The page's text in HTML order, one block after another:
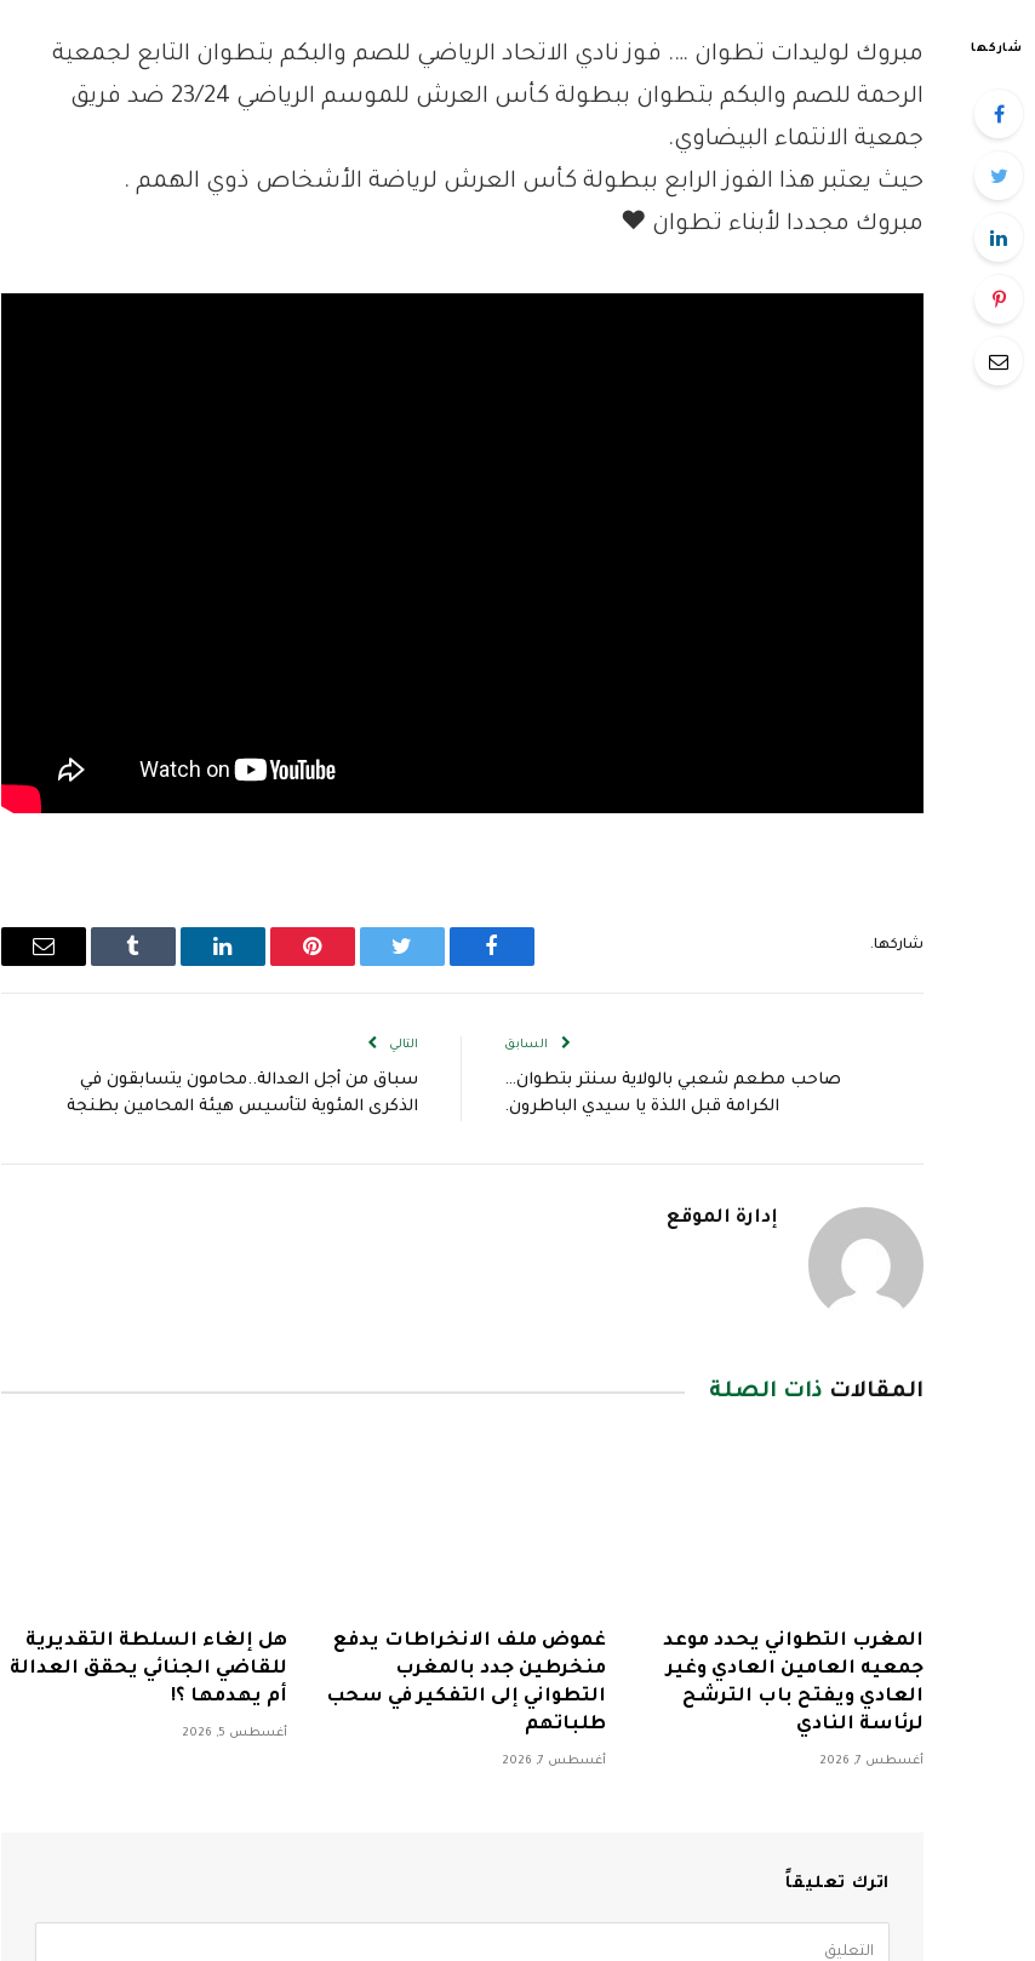
شاركها
مبروك لوليدات تطوان …. فوز نادي الاتحاد الرياضي للصم والبكم بتطوان التابع لجمعية
الرحمة للصم والبكم بتطوان ببطولة كأس العرش للموسم الرياضي 23/24 ضد فريق
جمعية الانتماء البيضاوي.
حيث يعتبر هذا الفوز الرابع ببطولة كأس العرش لرياضة الأشخاص ذوي الهمم .
مبروك مجددا لأبناء تطوان ❤️
شاركها.
فيسبوك تويتر بينتيريستلينكدإن Tumblr
البريد
السابق
صاحب مطعم شعبي بالولاية سنتر بتطوان…
الكرامة قبل اللذة يا سيدي الباطرون.
التالي
سباق من أجل العدالة..محامون يتسابقون في
الذكرى المئوية لتأسيس هيئة المحامين بطنجة
إدارة الموقع
المقالات ذات الصلة
المغرب التطواني يحدد موعد
جمعيه العامين العادي وغير
العادي ويفتح باب الترشح
لرئاسة النادي
أغسطس 7, 2026
غموض ملف الانخراطات يدفع
منخرطين جدد بالمغرب
التطواني إلى التفكير في سحب
طلباتهم
أغسطس 7, 2026
هل إلغاء السلطة التقديرية
للقاضي الجنائي يحقق العدالة
أم يهدمها ؟!
أغسطس 5, 2026
اترك تعليقاً